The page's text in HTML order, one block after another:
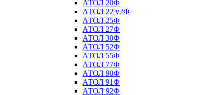
АТОЛ 20Ф
АТОЛ 22 v2Ф
АТОЛ 25Ф
АТОЛ 27Ф
АТОЛ 30Ф
АТОЛ 52Ф
АТОЛ 55Ф
АТОЛ 77Ф
АТОЛ 90Ф
АТОЛ 91Ф
АТОЛ 92Ф